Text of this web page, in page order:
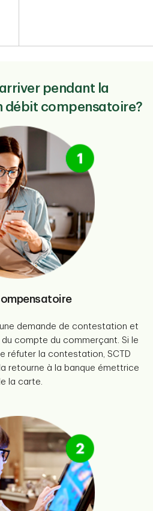
pendant la
débit compensatoire?
demande de contestation et
compte du commerçant. Si le
réfuter la contestation, SCTD
retourne à la banque émettrice
la carte.